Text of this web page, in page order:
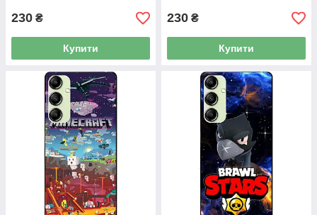
230 ₴
Купити
230 ₴
Купити